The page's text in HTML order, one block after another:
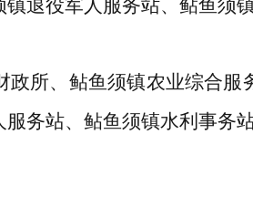
镇退役军人服务站、 鲇鱼须
政所、 鲇鱼须镇农业综合服
务站、 鲇鱼须镇水利 事务